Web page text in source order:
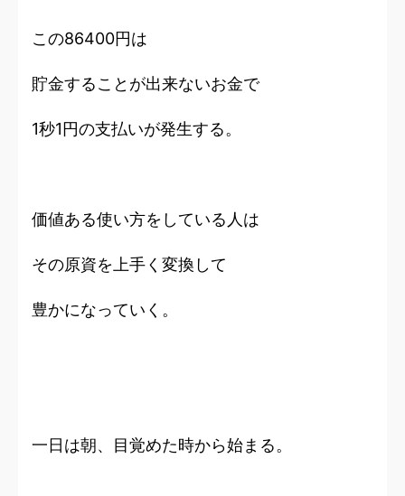
この86400円は
貯金することが出来ないお金で
1秒1円の支払いが発生する。
価値ある使い方をしている人は
その原資を上手く変換して
豊かになっていく。
一日は朝、目覚めた時から始まる。